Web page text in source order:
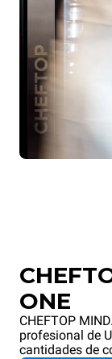
ONE
CHEFTOP
profesional de
cantidades de